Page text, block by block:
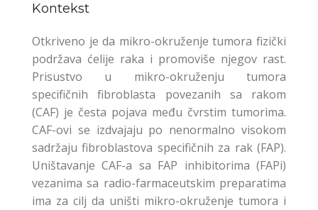
Kontekst
Otkriveno je da mikro-okruženje tumora fizički
podržava ćelije raka i promoviše njegov rast.
Prisustvo u mikro-okruženju tumora
specifičnih fibroblasta povezanih sa rakom
(CAF) je česta pojava među čvrstim tumorima.
CAF-ovi se izdvajaju po nenormalno visokom
sadržaju fibroblastova specifičnih za rak (FAP).
Uništavanje CAF-a sa FAP inhibitorima (FAPi)
vezanima sa radio-farmaceutskim preparatima
ima za cilj da uništi mikro-okruženje tumora i